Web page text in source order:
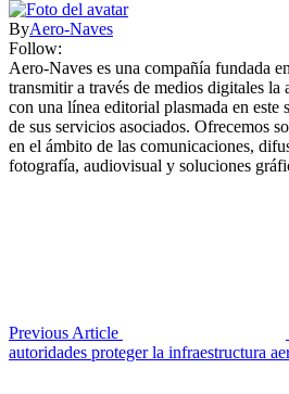
ByAero-Naves
Follow:
Aero-Naves es una compañía fundada
transmitir a través de medios digitales
con una línea editorial plasmada en este
de sus servicios asociados. Ofrecemos
en el ámbito de las comunicaciones,
fotografía, audiovisual y soluciones
Previous Article
autoridades proteger la infraestructura